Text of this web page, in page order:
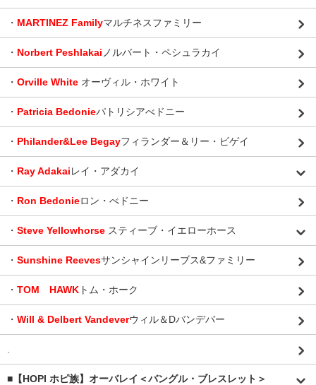
・ MARTINEZ Familyマルチネスファミリー
・ Norbert Peshlakai ノルバート・ペシュラカイ
・ Orville White オーヴィル・ホワイト
・ Patricia Bedonieパトリシアべドニー
・ Philander&Lee Begayフィランダー＆リー・ビゲイ
・ Ray Adakaiレイ・アダカイ
・ Ron Bedonieロン・べドニー
・ Steve Yellowhorse スティーブ・イエローホース
・ Sunshine Reevesサンシャインリーブス&ファミリー
・ TOM HAWK トム・ホーク
・ Will & Delbert Vandeverウィル＆Dバンデバー
■【HOPI ホピ族】オーバレイ＜バングル・ブレスレット＞